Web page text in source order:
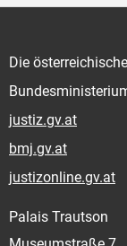
Die
justiz.gv.at
bmj.gv.at
justizonline.gv.at
Palais Trautson